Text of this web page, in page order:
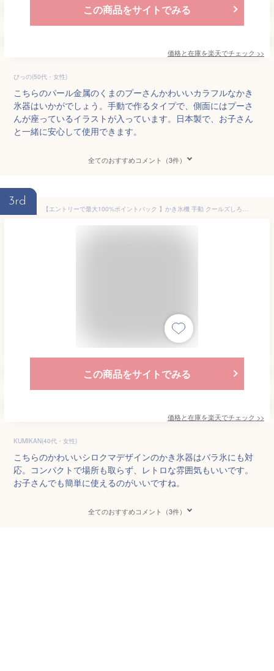
この商品をサイトでみる
価格と在庫を楽天でチェック >>
ぴっの(50代・女性)
こちらのパール金属のくまのプーさんかわいいカラフルなかき
氷器はいかがでしょう。手動で作るタイプで、側面にはプーさ
んが座っているイラストが入っています。日本製で、お子さん
と一緒に安心して使用できます。
全てのおすすめコメント（3件）
3rd
【エントリーで最大100%ポイントバック 】かき氷機 手動 クールズしろくまくん かき氷器 D-1327 ホワイト日本製 家庭用 便利グッズ バラ氷対応 シャーベット かわいい レトロ 暑い夏に
この商品をサイトでみる
価格と在庫を楽天でチェック >>
KUMIKAN(40代・女性)
こちらのかわいいシロクマデザインのかき氷器はバラ氷にも対
応。コンパクトで場所も取らず、レトロな雰囲気もいいです。
お子さんでも簡単に使えるのがいいですね。
全てのおすすめコメント（3件）